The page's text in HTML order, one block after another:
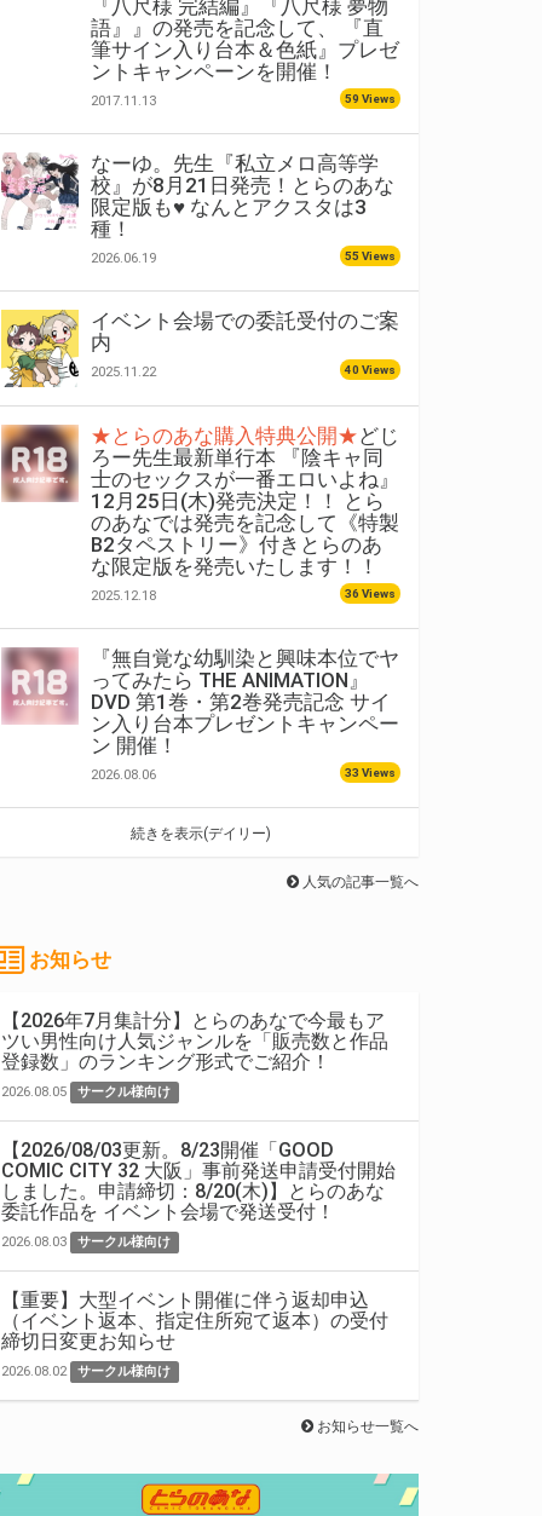
『八尺様 完結編』『八尺様 夢物
語』』の発売を記念して、 『直
筆サイン入り台本＆色紙』プレゼ
ントキャンペーンを開催！
2017.11.13 59 Views
なーゆ。先生『私立メロ高等学
校』が8月21日発売！とらのあな
限定版も♥ なんとアクスタは3
種！
2026.06.19 55 Views
イベント会場での委託受付のご案
内
2025.11.22 40 Views
★とらのあな購入特典公開★どじ
ろー先生最新単行本 『陰キャ同
士のセックスが一番エロいよね』
12月25日(木)発売決定！！ とら
のあなでは発売を記念して《特製
B2タペストリー》付きとらのあ
な限定版を発売いたします！！
2025.12.18 36 Views
『無自覚な幼馴染と興味本位でヤ
ってみたら THE ANIMATION』
DVD 第1巻・第2巻発売記念 サイ
ン入り台本プレゼントキャンペー
ン 開催！
2026.08.06 33 Views
続きを表示(デイリー)
人気の記事一覧へ
お知らせ
【2026年7月集計分】とらのあなで今最もア
ツい男性向け人気ジャンルを「販売数と作品
登録数」のランキング形式でご紹介！
2026.08.05 サークル様向け
【2026/08/03更新。8/23開催「GOOD
COMIC CITY 32 大阪」事前発送申請受付開始
しました。申請締切：8/20(木)】とらのあな
委託作品を イベント会場で発送受付！
2026.08.03 サークル様向け
【重要】大型イベント開催に伴う返却申込
（イベント返本、指定住所宛て返本）の受付
締切日変更お知らせ
2026.08.02 サークル様向け
お知らせ一覧へ